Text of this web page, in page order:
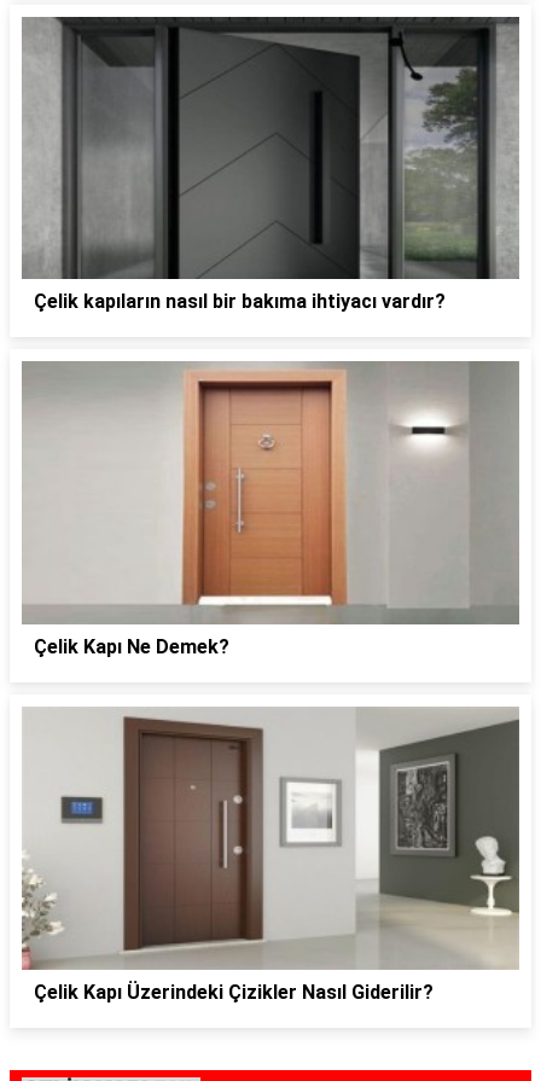
Çelik kapıların nasıl bir bakıma ihtiyacı vardır?
Çelik Kapı Ne Demek?
Çelik Kapı Üzerindeki Çizikler Nasıl Giderilir?